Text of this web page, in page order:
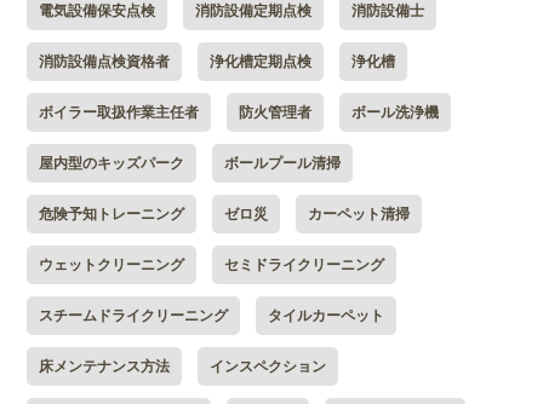
電気設備保安点検 消防設備定期点検 消防設備士
消防設備点検資格者 浄化槽定期点検 浄化槽
ボイラー取扱作業主任者 防火管理者 ボール洗浄機
屋内型のキッズパーク ボールプール清掃
危険予知トレーニング ゼロ災 カーペット清掃
ウェットクリーニング セミドライクリーニング
スチームドライクリーニング タイルカーペット
床メンテナンス方法 インスペクション